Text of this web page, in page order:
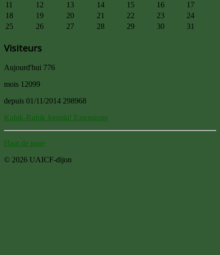
11
12 13 14 15 16
17
18
19 20 21 22 23
24
25
26 27 28 29 30 31
Visiteurs
Aujourd'hui 776
mois 12099
depuis 01/11/2014 298968
Kubik-Rubik Joomla! Extensions
Haut de page
© 2026 UAICF-dijon